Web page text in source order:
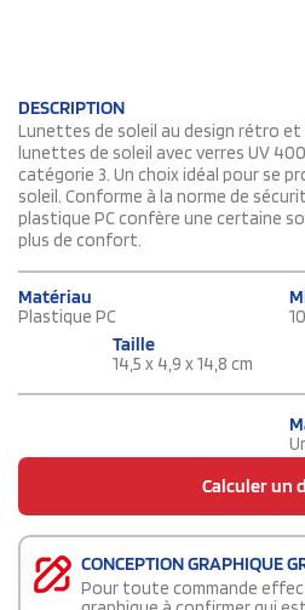
DESCRIPTION
Lunettes de soleil au design rétro
lunettes de soleil avec verres UV
catégorie 3. Un choix idéal pour se
soleil. Conforme à la norme de
plastique PC confère une certaine
plus de confort.
Matériau
Plastique PC
Taille
14,5 x 4,9 x 14,8 cm
Calculer un
CONCEPTION GRAPHIQUE
Pour toute commande